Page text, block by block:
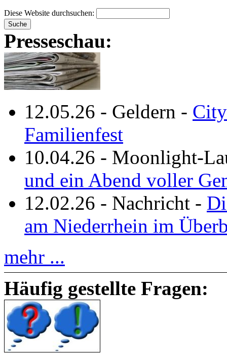
Diese Website durchsuchen:
Presseschau:
12.05.26 - Geldern -
Familienfest
10.04.26 - Moonlight-
und ein Abend voller
12.02.26 - Nachricht -
am Niederrhein im
mehr ...
Häufig gestellte Fragen: